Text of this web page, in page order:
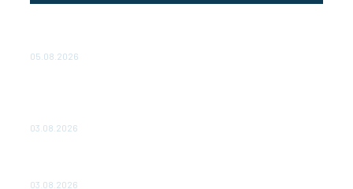
05.08.2026
03.08.2026
03.08.2026